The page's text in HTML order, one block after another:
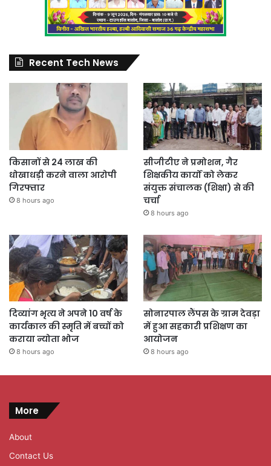
Recent Tech News
किसानों से 24 लाख की
धोखाधड़ी करने वाला आरोपी
गिरफ्तार
8 hours ago
सीजीटीए ने प्रमोशन, गैर
शिक्षकीय कार्यों को लेकर
संयुक्त संचालक (शिक्षा) से की
चर्चा
8 hours ago
दिव्यांग भृत्य ने अपने 10 वर्ष के
कार्यकाल की स्मृति में बच्चों को
कराया न्योता भोज
8 hours ago
सोनारपाल लैंपस के ग्राम देवड़ा
में हुआ सहकारी प्रशिक्षण का
आयोजन
8 hours ago
More
About
Contact Us